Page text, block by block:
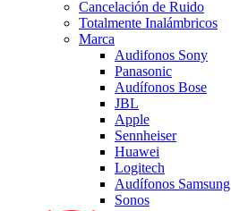
Cancelación de Ruido
Totalmente Inalámbricos
Marca
Audifonos Sony
Panasonic
Audífonos Bose
JBL
Apple
Sennheiser
Huawei
Logitech
Audífonos Samsung
Sonos